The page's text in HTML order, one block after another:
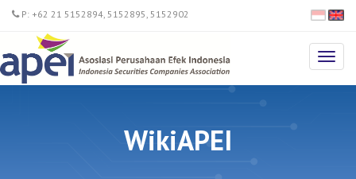
P: +62 21 5152894, 5152895, 5152902
WikiAPEI